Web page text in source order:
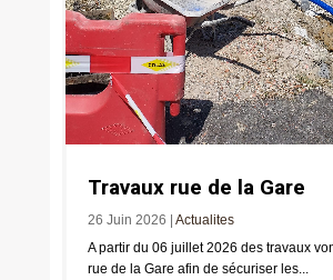
Travaux rue de la Gare
26 Juin 2026
Actualites
A partir du 06 juillet 2026 des travaux
rue de la Gare afin de sécuriser les...